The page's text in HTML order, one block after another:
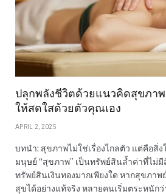
ปลุกพลังชีวิตด้วยแนวคิดสุขภาพ
ให้สดใสด้วยตัวคุณเอง
APRIL 2, 2025
บทนำ: สุขภาพไม่ใช่เรื่องไกลตัว แต่คือสิ่
มนุษย์ “สุขภาพ” เป็นทรัพย์สินล้ำค่าที่ไม่
ทรัพย์สินเงินทองมากเพียงใด หากสุขภา
สุขได้อย่างแท้จริง หลายคนเริ่มตระหนัก